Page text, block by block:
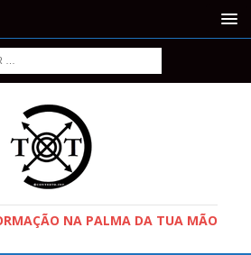
NA PALMA DA TUA MÃO